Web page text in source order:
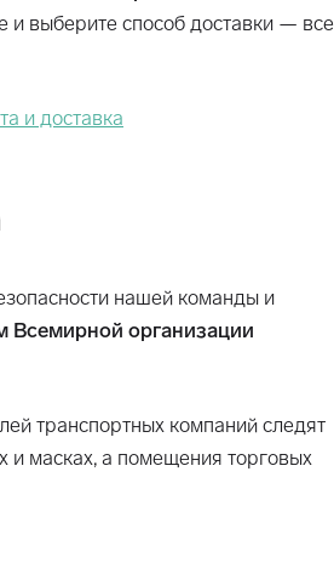
и выберите способ доставки — все
и доставка
нашей команды и
Всемирной организации
транспортных компаний следят
и масках, а помещения торговых